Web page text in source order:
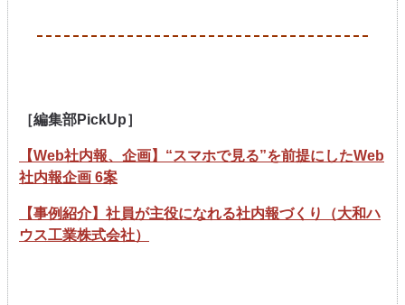
［編集部PickUp］
【Web社内報、企画】“スマホで見る”を前提にしたWeb
社内報企画 6案
【事例紹介】社員が主役になれる社内報づくり（大和ハ
ウス工業株式会社）